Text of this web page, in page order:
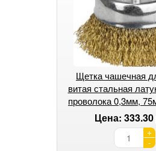
Щетка чашечная
витая стальная
проволока 0,3мм,
Цена:
+
-